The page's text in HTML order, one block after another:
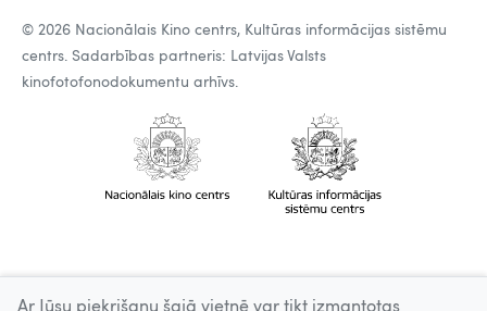
© 2026 Nacionālais Kino centrs, Kultūras informācijas sistēmu
centrs. Sadarbības partneris: Latvijas Valsts
kinofotofonodokumentu arhīvs.